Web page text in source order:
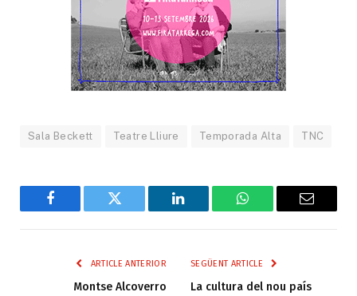
Sala Beckett Teatre Lliure Temporada Alta TNC
Facebook Twitter LinkedIn WhatsAppEmail
ARTICLE ANTERIOR
Montse Alcoverro
SEGÜENT ARTICLE
La cultura del nou país